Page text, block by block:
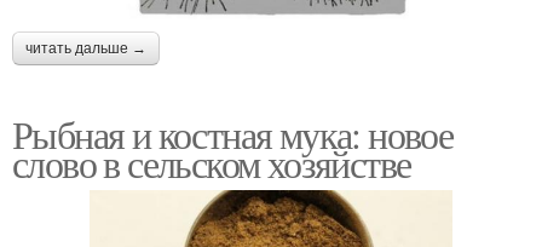
читать дальше →
Рыбная и костная мука: новое
слово в сельском хозяйстве